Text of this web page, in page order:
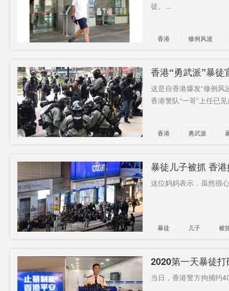
徒。...
香港 修例风波
香港“勇武派”暴徒
这是自香港爆发“修例风
香港警队“一哥”上任已
香港 勇武派
暴徒儿子被抓 香
这位妈妈表示，虽然很
暴徒 儿子
被
2020第一天暴徒
当日，香港警方拘捕约